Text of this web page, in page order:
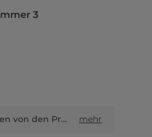
3
Online-Preise können von den Preisen in Filialen sowie Shop-in-Shop-Flächen abweichen. mehr